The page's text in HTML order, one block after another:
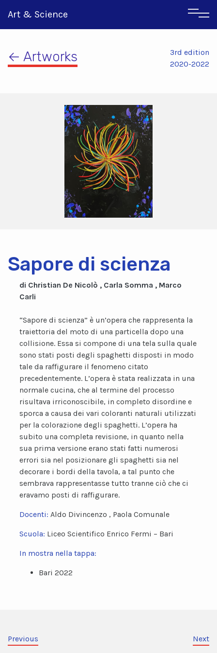
Art & Science
← Artworks
3rd edition
2020-2022
Sapore di scienza
di Christian De Nicolò , Carla Somma , Marco
Carli
“Sapore di scienza” è un’opera che rappresenta la
traiettoria del moto di una particella dopo una
collisione. Essa si compone di una tela sulla quale
sono stati posti degli spaghetti disposti in modo
tale da raffigurare il fenomeno citato
precedentemente. L’opera è stata realizzata in una
normale cucina, che al termine del processo
risultava irriconoscibile, in completo disordine e
sporca a causa dei vari coloranti naturali utilizzati
per la colorazione degli spaghetti. L’opera ha
subito una completa revisione, in quanto nella
sua prima versione erano stati fatti numerosi
errori sia nel posizionare gli spaghetti sia nel
decorare i bordi della tavola, a tal punto che
sembrava rappresentasse tutto tranne ciò che ci
eravamo posti di raffigurare.
Docenti: Aldo Divincenzo , Paola Comunale
Scuola: Liceo Scientifico Enrico Fermi – Bari
In mostra nella tappa:
Bari 2022
Previous Next